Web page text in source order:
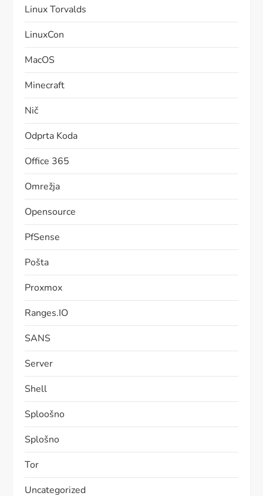
Linux Torvalds
LinuxCon
MacOS
Minecraft
Nič
Odprta Koda
Office 365
Omrežja
Opensource
PfSense
Pošta
Proxmox
Ranges.IO
SANS
Server
Shell
Sploošno
Splošno
Tor
Uncategorized